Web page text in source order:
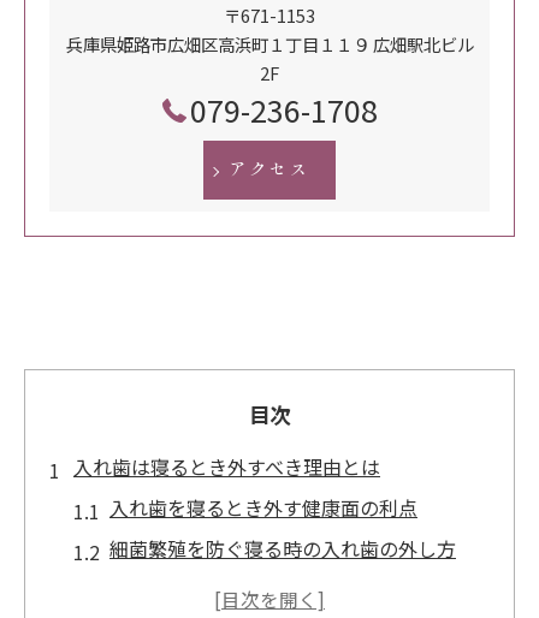
〒671-1153
兵庫県姫路市広畑区高浜町１丁目１１９ 広畑駅北ビル
2F
079-236-1708
アクセス
目次
入れ歯は寝るとき外すべき理由とは
入れ歯を寝るとき外す健康面の利点
細菌繁殖を防ぐ寝る時の入れ歯の外し方
寝る時入れ歯を外すことで得られる快適さ